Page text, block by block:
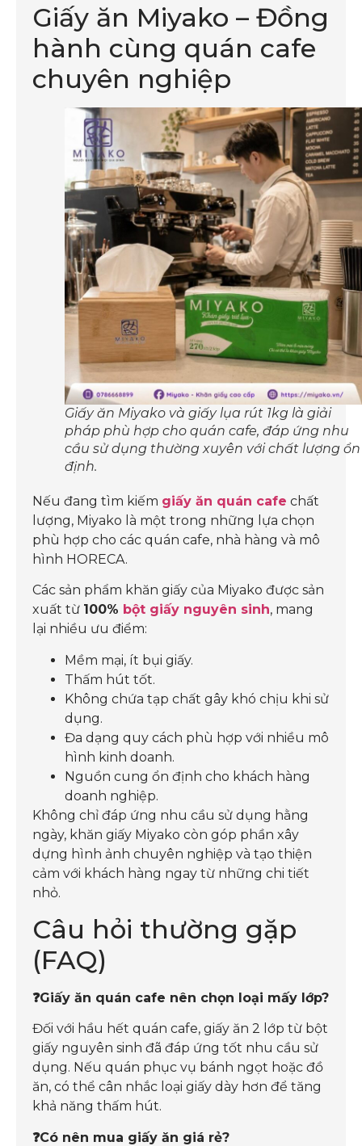
Giấy ăn Miyako – Đồng
hành cùng quán cafe
chuyên nghiệp
Giấy ăn Miyako và giấy lụa rút 1kg là giải
pháp phù hợp cho quán cafe, đáp ứng nhu
cầu sử dụng thường xuyên với chất lượng ổn
định.
Nếu đang tìm kiếm giấy ăn quán cafe chất
lượng, Miyako là một trong những lựa chọn
phù hợp cho các quán cafe, nhà hàng và mô
hình HORECA.
Các sản phẩm khăn giấy của Miyako được sản
xuất từ 100% bột giấy nguyên sinh, mang
lại nhiều ưu điểm:
Mềm mại, ít bụi giấy.
Thấm hút tốt.
Không chứa tạp chất gây khó chịu khi sử
dụng.
Đa dạng quy cách phù hợp với nhiều mô
hình kinh doanh.
Nguồn cung ổn định cho khách hàng
doanh nghiệp.
Không chỉ đáp ứng nhu cầu sử dụng hằng
ngày, khăn giấy Miyako còn góp phần xây
dựng hình ảnh chuyên nghiệp và tạo thiện
cảm với khách hàng ngay từ những chi tiết
nhỏ.
Câu hỏi thường gặp
(FAQ)
❓Giấy ăn quán cafe nên chọn loại mấy lớp?
Đối với hầu hết quán cafe, giấy ăn 2 lớp từ bột
giấy nguyên sinh đã đáp ứng tốt nhu cầu sử
dụng. Nếu quán phục vụ bánh ngọt hoặc đồ
ăn, có thể cân nhắc loại giấy dày hơn để tăng
khả năng thấm hút.
❓Có nên mua giấy ăn giá rẻ?